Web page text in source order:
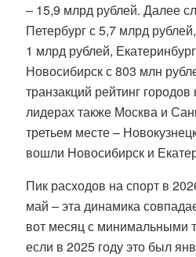
– 15,9 млрд рублей. Далее
Петербург с 5,7 млрд
1 млрд рублей,
Новосибирск с 803 млн
транзакций рейтинг
лидерах также Москва и
третьем месте –
вошли Новосибирск и
Пик расходов на спорт в
май – эта динамика
вот месяц с минимальными
если в 2025 году это был